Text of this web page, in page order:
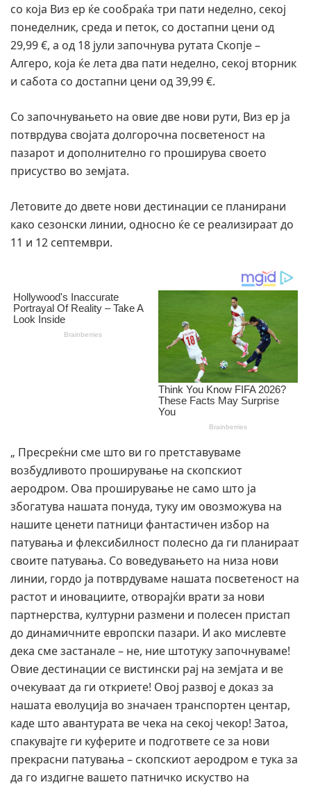
со која Виз ер ќе сообраќа три пати неделно, секој
понеделник, среда и петок, со достапни цени од
29,99 €, а од 18 јули започнува рутата Скопје –
Алгеро, која ќе лета два пати неделно, секој вторник
и сабота со достапни цени од 39,99 €.
Со започнувањето на овие две нови рути, Виз ер ја
потврдува својата долгорочна посветеност на
пазарот и дополнително го проширува своето
присуство во земјата.
Летовите до двете нови дестинации се планирани
како сезонски линии, односно ќе се реализираат до
11 и 12 септември.
„ Пресреќни сме што ви го претставуваме
возбудливото проширување на скопскиот
аеродром. Ова проширување не само што ја
збогатува нашата понуда, туку им овозможува на
нашите ценети патници фантастичен избор на
патувања и флексибилност полесно да ги планираат
своите патувања. Со воведувањето на низа нови
линии, гордо ја потврдуваме нашата посветеност на
растот и иновациите, отворајќи врати за нови
партнерства, културни размени и полесен пристап
до динамичните европски пазари. И ако мислевте
дека сме застанале – не, ние штотуку започнуваме!
Овие дестинации се вистински рај на земјата и ве
очекуваат да ги откриете! Овој развој е доказ за
нашата еволуција во значаен транспортен центар,
каде што авантурата ве чека на секој чекор! Затоа,
спакувајте ги куферите и подгответе се за нови
прекрасни патувања – скопскиот аеродром е тука за
да го издигне вашето патничко искуство на